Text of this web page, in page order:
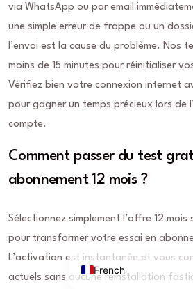
via WhatsApp ou par email
une simple erreur de frappe ou un
l’envoi est la cause du problème. Nos
moins de 15 minutes pour réinitialiser
Vérifiez bien votre connexion internet
pour gagner un temps précieux lors de
compte.
Comment passer du test
abonnement 12 mois ?
Sélectionnez simplement l’offre 12
pour transformer votre essai en
L’activation est instantanée et vous
actuels sans aucune réinstallation
French